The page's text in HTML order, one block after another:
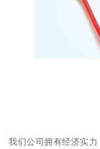
我们公司拥有经济实